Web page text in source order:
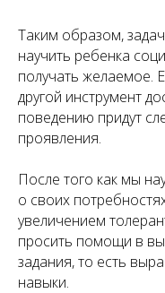
Таким образом,
научить ребенка
получать желаемое.
другой инструмент
поведению придут
проявления.
После того как мы
о своих
увеличением
просить помощи в
задания, то есть
навыки.